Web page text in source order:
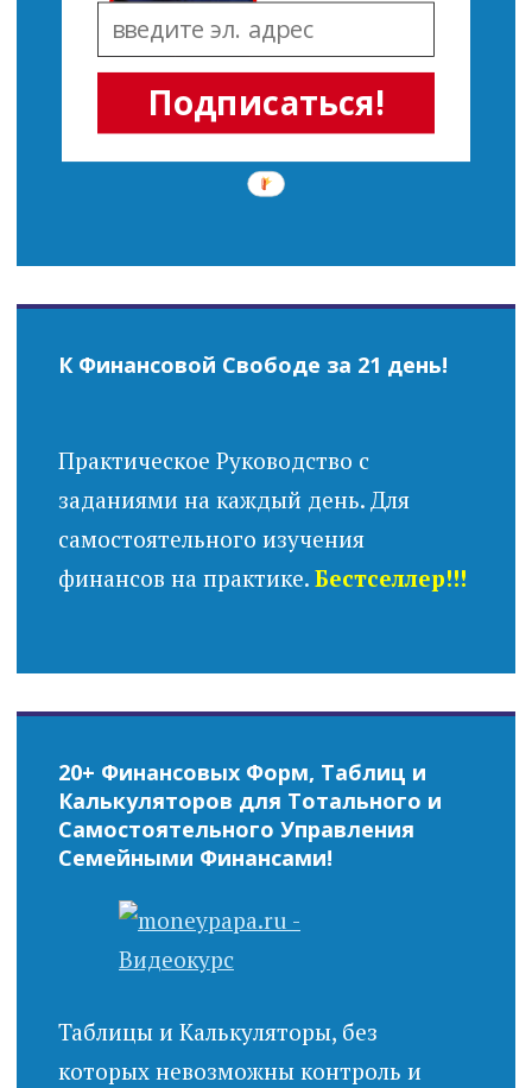
Подписаться!
К Финансовой Свободе за 21 день!
Практическое Руководство с
заданиями на каждый день. Для
самостоятельного изучения
финансов на практике. Бестселлер!!!
20+ Финансовых Форм, Таблиц и
Калькуляторов для Тотального и
Самостоятельного Управления
Семейными Финансами!
Таблицы и Калькуляторы, без
которых невозможны контроль и